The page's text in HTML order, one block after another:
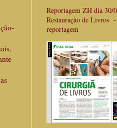
Reportagem ZH dia 30/
Restauração de Livros
reportagem